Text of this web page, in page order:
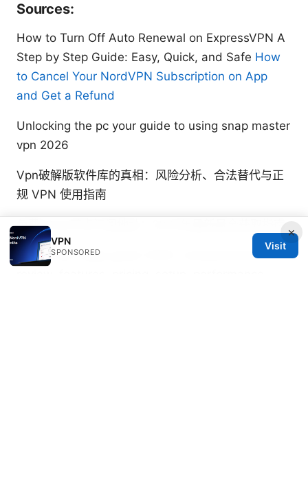
Sources:
How to Turn Off Auto Renewal on ExpressVPN A
Step by Step Guide: Easy, Quick, and Safe How
to Cancel Your NordVPN Subscription on App
and Get a Refund
Unlocking the pc your guide to using snap master
vpn 2026
Vpn破解版软件库的真相：风险分析、合法替代与正
规 VPN 使用指南
免费v2ray节点订阅地址：2025年最新最全获取指南
Planet vpn edge guide 2026: comprehensive
×
VPN
SPONSORED
Visit